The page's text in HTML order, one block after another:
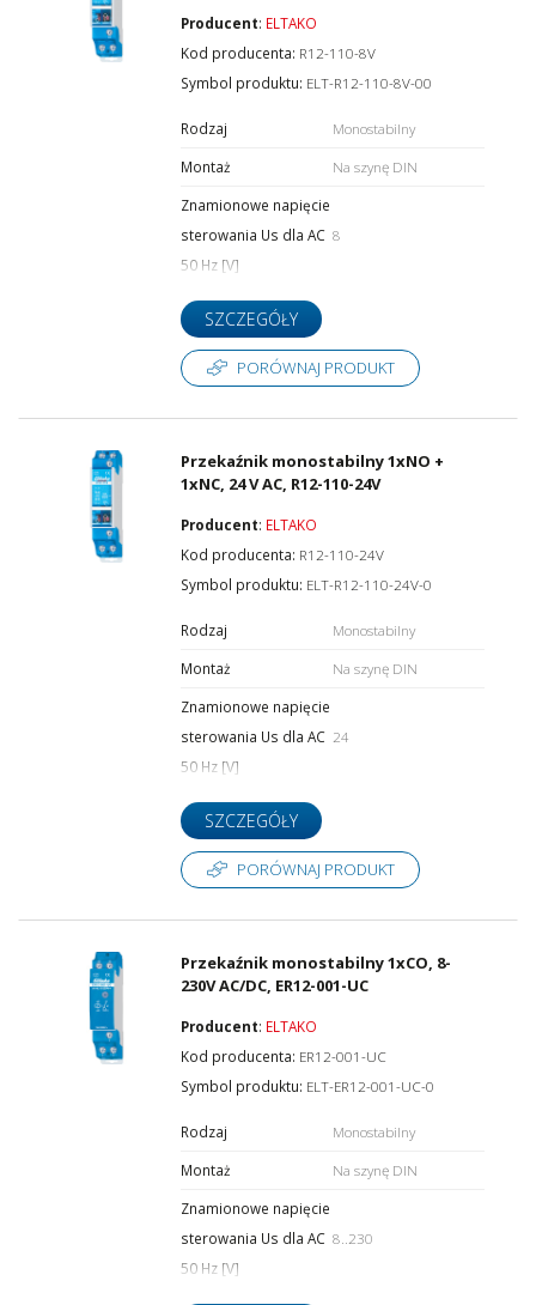
Producent: ELTAKO
Kod producenta: R12-110-8V
Symbol produktu: ELT-R12-110-8V-00
Rodzaj
Monostabilny
Montaż
Na szynę DIN
Znamionowe napięcie
sterowania Us dla AC
50 Hz [V]
8
SZCZEGÓŁY
PORÓWNAJ PRODUKT
Przekaźnik monostabilny 1xNO +
1xNC, 24 V AC, R12-110-24V
Producent: ELTAKO
Kod producenta: R12-110-24V
Symbol produktu: ELT-R12-110-24V-0
Rodzaj
Monostabilny
Montaż
Na szynę DIN
Znamionowe napięcie
sterowania Us dla AC
50 Hz [V]
24
SZCZEGÓŁY
PORÓWNAJ PRODUKT
Przekaźnik monostabilny 1xCO, 8-
230V AC/DC, ER12-001-UC
Producent: ELTAKO
Kod producenta: ER12-001-UC
Symbol produktu: ELT-ER12-001-UC-0
Rodzaj
Monostabilny
Montaż
Na szynę DIN
Znamionowe napięcie
sterowania Us dla AC
50 Hz [V]
8..230